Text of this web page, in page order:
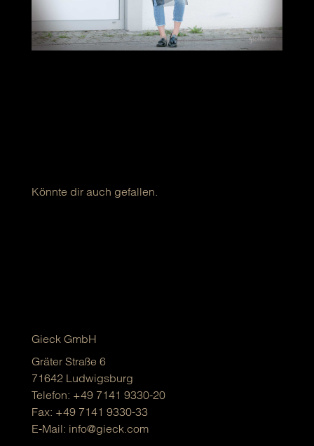
Könnte dir auch gefallen.
Gieck GmbH
Gräter Straße 6
71642 Ludwigsburg
Telefon: +49 7141 9330-20
Fax: +49 7141 9330-33
E-Mail: info@gieck.com